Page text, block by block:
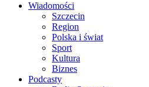
Wiadomości
Szczecin
Region
Polska i świat
Sport
Kultura
Biznes
Podcasty